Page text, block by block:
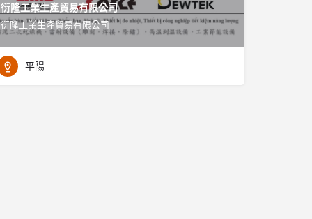
衍隆工業生產貿易有限公司
衍隆工業生產貿易有限公司
平陽